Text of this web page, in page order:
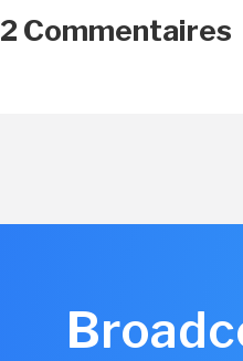
2 Commentaires